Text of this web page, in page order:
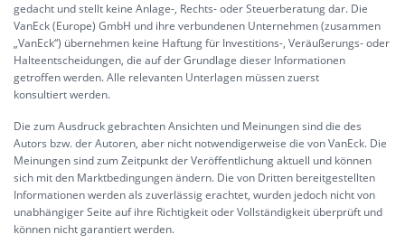
gedacht und stellt keine Anlage-, Rechts- oder Steuerberatung dar. Die
VanEck (Europe) GmbH und ihre verbundenen Unternehmen (zusammen
„VanEck“) übernehmen keine Haftung für Investitions-, Veräußerungs- oder
Halteentscheidungen, die auf der Grundlage dieser Informationen
getroffen werden. Alle relevanten Unterlagen müssen zuerst
konsultiert werden.
Die zum Ausdruck gebrachten Ansichten und Meinungen sind die des
Autors bzw. der Autoren, aber nicht notwendigerweise die von VanEck. Die
Meinungen sind zum Zeitpunkt der Veröffentlichung aktuell und können
sich mit den Marktbedingungen ändern. Die von Dritten bereitgestellten
Informationen werden als zuverlässig erachtet, wurden jedoch nicht von
unabhängiger Seite auf ihre Richtigkeit oder Vollständigkeit überprüft und
können nicht garantiert werden.